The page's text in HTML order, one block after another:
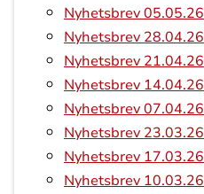
Nyhetsbrev 05.05.26
Nyhetsbrev 28.04.26
Nyhetsbrev 21.04.26
Nyhetsbrev 14.04.26
Nyhetsbrev 07.04.26
Nyhetsbrev 23.03.26
Nyhetsbrev 17.03.26
Nyhetsbrev 10.03.26